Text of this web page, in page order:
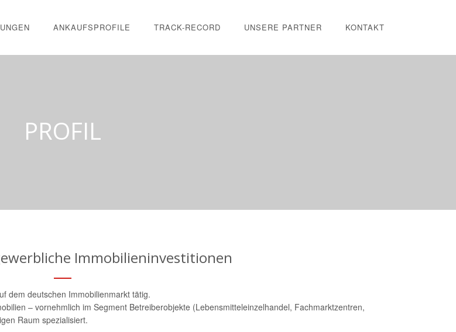
ANKAUFSPROFILE TRACK-RECORD UNSERE PARTNER KONTAKT
PROFIL
Immobilieninvestitionen
dem deutschen Immobilienmarkt tätig.
– vornehmlich im Segment Betreiberobjekte (Lebensmitteleinzelhandel, Fachmarktzentren,
Raum spezialisiert.